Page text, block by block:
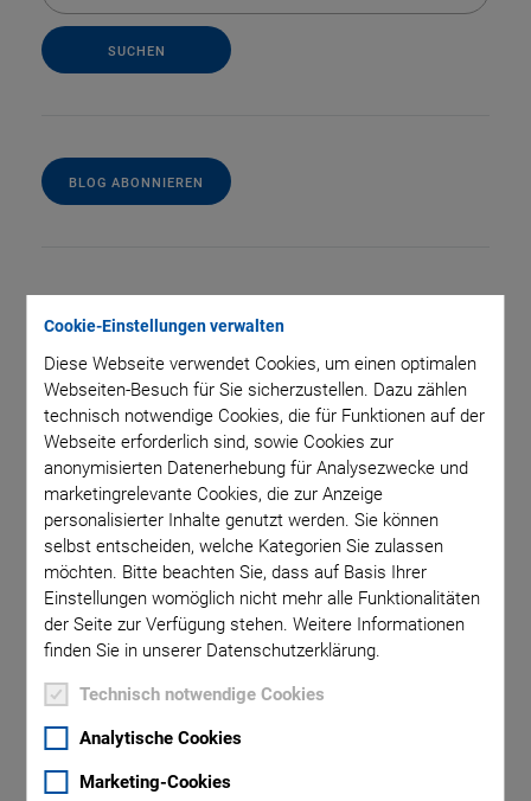
Cookie-Einstellungen verwalten
Diese Webseite verwendet Cookies, um einen optimalen
Webseiten-Besuch für Sie sicherzustellen. Dazu zählen
technisch notwendige Cookies, die für Funktionen auf der
Webseite erforderlich sind, sowie Cookies zur
anonymisierten Datenerhebung für Analysezwecke und
marketingrelevante Cookies, die zur Anzeige
personalisierter Inhalte genutzt werden. Sie können
selbst entscheiden, welche Kategorien Sie zulassen
möchten. Bitte beachten Sie, dass auf Basis Ihrer
Einstellungen womöglich nicht mehr alle Funktionalitäten
der Seite zur Verfügung stehen. Weitere Informationen
finden Sie in unserer Datenschutzerklärung.
Technisch notwendige Cookies
Analytische Cookies
Marketing-Cookies
BLOG ABONNIEREN
Kategorien
Anwendung Astronomie
Unternehmen
Mikroskopie
Nanopositionierung
OEM
Photonik Produkt Produktion Technologie
Richtig auswählen
Häufig stehen Anwender vor der Herausforderung, scheinbar
widersprüchliche Anforderungen an das Positioniersystem in
Verfahrwege mit möglichst hohen Geschwindigkeiten
überbrückt werden, andererseits erfordern viele
unter 100 Nanometern. Ein erprobter Weg, beide